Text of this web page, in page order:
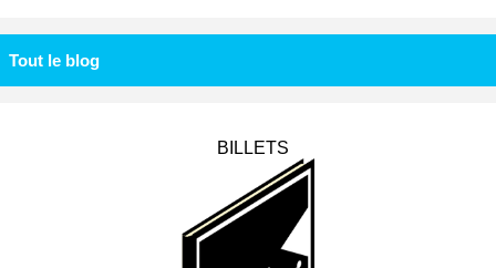
Tout le blog
BILLETS